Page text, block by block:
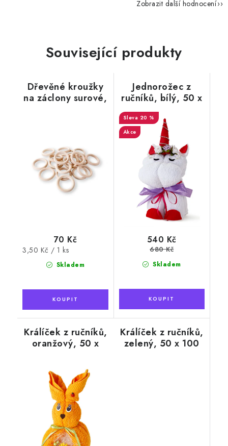
Zobrazit další hodnocení
Související produkty
Dřevěné kroužky
na záclony surové,
Skladem
70 Kč
Měrná
3,50 Kč / 1 ks
Jednorožec z
ručníků, bílý, 50 x
100 cm
20 %
Akce
Skladem
540 Kč
680 Kč
Králíček z ručníků,
oranžový, 50 x
Králíček z ručníků,
zelený, 50 x 100